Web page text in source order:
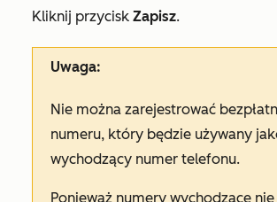
Kliknij przycisk Zapisz.
Uwaga:
Nie można zarejestrować
numeru, który będzie używany
wychodzący numer telefonu.
Ponieważ numery wychodzące nie